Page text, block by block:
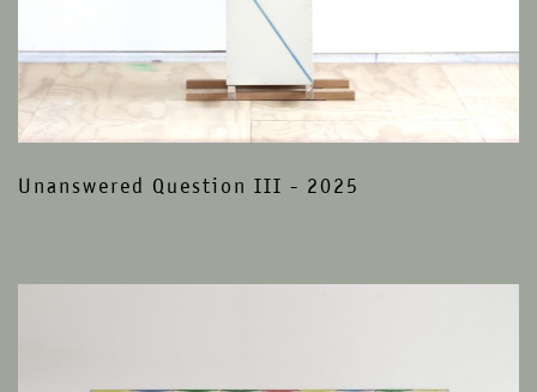
Unanswered Question III - 2025